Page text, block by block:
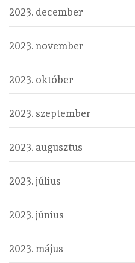
2023. december
2023. november
2023. október
2023. szeptember
2023. augusztus
2023. július
2023. június
2023. május